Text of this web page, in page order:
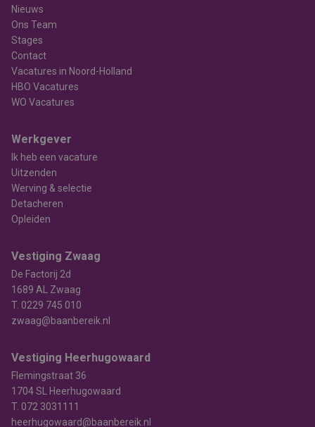
Nieuws
Ons Team
Stages
Contact
Vacatures in Noord-Holland
HBO Vacatures
WO Vacatures
Werkgever
Ik heb een vacature
Uitzenden
Werving & selectie
Detacheren
Opleiden
Vestiging Zwaag
De Factorij 2d
1689 AL Zwaag
T. 0229 745 010
zwaag@baanbereik.nl
Vestiging Heerhugowaard
Flemingstraat 36
1704 SL Heerhugowaard
T. 072 3031111
heerhugowaard@baanbereik.nl